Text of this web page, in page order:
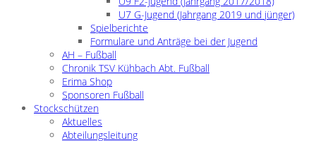
U7 G-Jugend (Jahrgang 2019 und jünger)
Spielberichte
Formulare und Anträge bei der Jugend
AH – Fußball
Chronik TSV Kühbach Abt. Fußball
Erima Shop
Sponsoren Fußball
Stockschützen
Aktuelles
Abteilungsleitung